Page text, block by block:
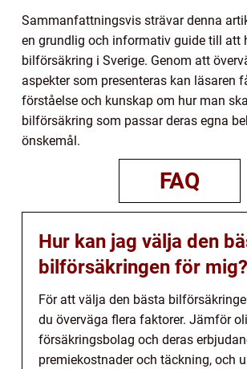
Sammanfattningsvis strävar denna
en grundlig och informativ guide till att
bilförsäkring i Sverige. Genom att
aspekter som presenteras kan läsaren
förståelse och kunskap om hur man
bilförsäkring som passar deras egna
önskemål.
FAQ
Hur kan jag välja den
bilförsäkringen för mig?
För att välja den bästa
du överväga flera faktorer. Jämför
försäkringsbolag och deras
premiekostnader och täckning, och